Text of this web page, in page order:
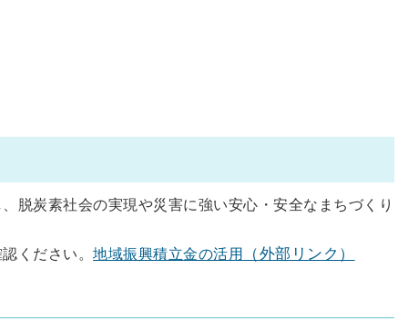
脱炭素社会の実現や災害に強い安心・安全なまちづくり
ください。地域振興積立金の活用 （外部リンク）